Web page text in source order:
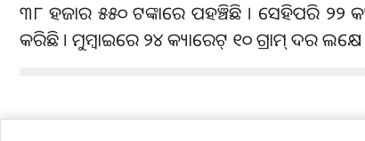
୩୮ ହଜାର ୫୫୦ ଟଙ୍କାରେ ପହଞ୍ଚିଛି । ସେହିପରି ୨୨
କରିଛି । ମୁମ୍ବାଇରେ ୨୪ କ୍ୟାରେଟ୍ ୧୦ ଗ୍ରାମ୍ ଦର